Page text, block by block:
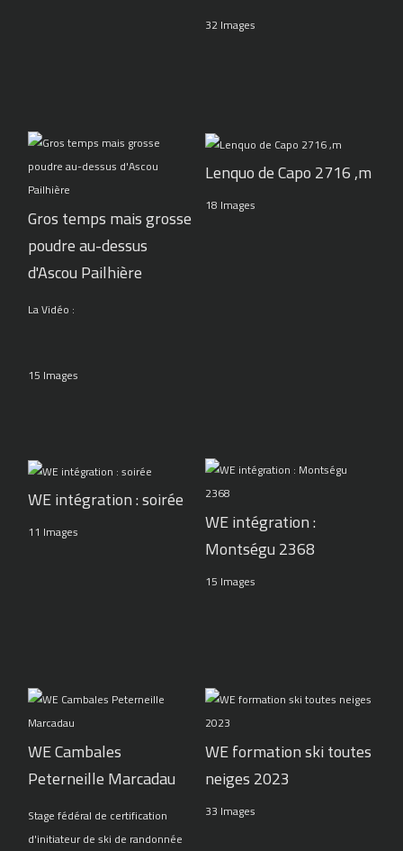
32 Images
Gros temps mais grosse
poudre au-dessus
d'Ascou Pailhière
La Vidéo :
15 Images
Lenquo de Capo 2716 ,m
18 Images
WE intégration : soirée
11 Images
WE intégration :
Montségu 2368
15 Images
WE Cambales
Peterneille Marcadau
Stage fédéral de certification
d'initiateur de ski de randonnée
WE formation ski toutes
neiges 2023
33 Images